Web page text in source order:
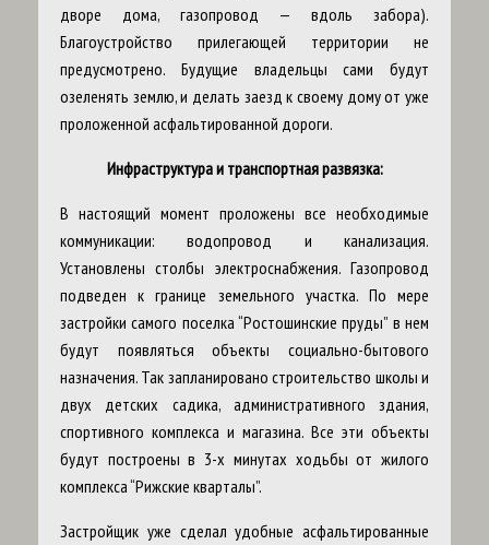
дворе дома, газопровод — вдоль забора).
Благоустройство прилегающей территории не
предусмотрено. Будущие владельцы сами будут
озеленять землю, и делать заезд к своему дому от уже
проложенной асфальтированной дороги.
Инфраструктура и транспортная развязка:
В настоящий момент проложены все необходимые
коммуникации: водопровод и канализация.
Установлены столбы электроснабжения. Газопровод
подведен к границе земельного участка. По мере
застройки самого поселка “Ростошинские пруды” в нем
будут появляться объекты социально-бытового
назначения. Так запланировано строительство школы и
двух детских садика, административного здания,
спортивного комплекса и магазина. Все эти объекты
будут построены в 3-х минутах ходьбы от жилого
комплекса “Рижские кварталы”.
Застройщик уже сделал удобные асфальтированные